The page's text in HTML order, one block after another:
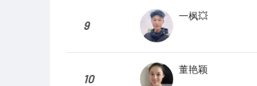
9
一枫💥
10
董艳颖